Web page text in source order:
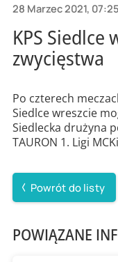
28 Marzec 2021, 07:25
KPS Siedlce
zwycięstwa
Po czterech
Siedlce wreszcie
Siedlecka drużyna
TAURON 1. Ligi
Powrót do listy
POWIĄZANE